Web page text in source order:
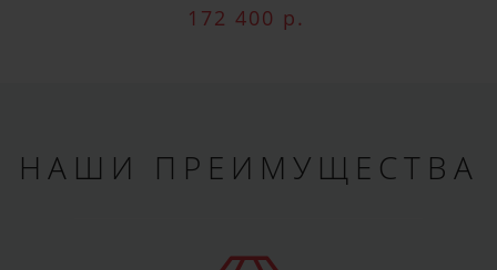
172 400 р.
НАШИ ПРЕИМУЩЕСТВА